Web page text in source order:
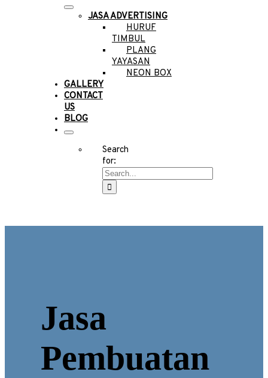
JASA ADVERTISING
HURUF
TIMBUL
PLANG
YAYASAN
NEON BOX
GALLERY
CONTACT
US
BLOG
Search
for:
Jasa
Pembuatan